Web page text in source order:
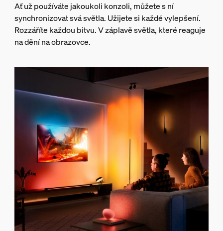
Ať už používáte jakoukoli konzoli, můžete s ní
synchronizovat svá světla. Užijete si každé vylepšení.
Rozzáříte každou bitvu. V záplavě světla, které reaguje
na dění na obrazovce.